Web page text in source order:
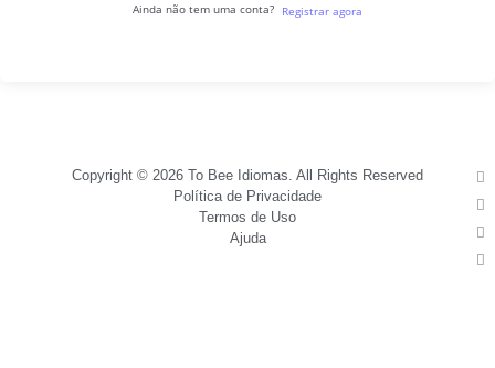
Ainda não tem uma conta? Registrar agora
Copyright © 2026 To Bee Idiomas. All Rights Reserved
Política de Privacidade
Termos de Uso
Ajuda